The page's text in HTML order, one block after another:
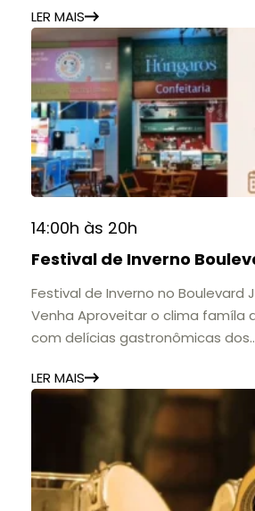
importantes instituições de
Friburgo e do Brasil.
A mostra convida o público a
do Colégio Anchieta por meio de
histórias e marcos que
contribuição para a educação, a
formação de gerações.
📍 Casarão Julius Arp
📅 Até 30 de setembro
11h às 17h
🎟️ Entrada gratuita.
LER MAIS
14:00h às 20h
Festival de Inverno
Festival de Inverno no Boulevard
Venha Aproveitar o clima famíla
com delícias gastronômicas dos
LER MAIS